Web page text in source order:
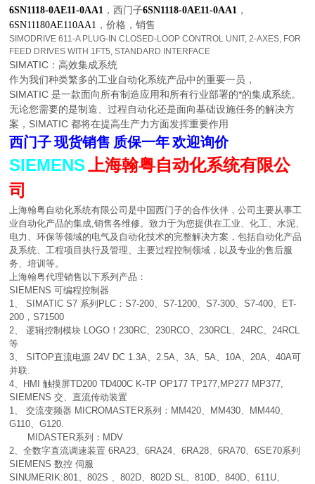
6SN1118-0AE11-0AA1 ，西门子6SN1118-0AE11-0AA1 ，
6SN11180AE110AA1 ，价格，销售
SIMODRIVE 611-A PLUG-IN CLOSED-LOOP CONTROL UNIT, 2-AXES, FOR
FEED DRIVES WITH 1FT5, STANDARD INTERFACE
SIMATIC：高效集成系统
作为我们种类繁多的工业自动化系统产品中的重要一员，
SIMATIC 是一款面向所有制造应用和所有行业部署的*的集成系统。
无论您需要的是制造、过程自动化还是面向基础设施任务的解决方
案，SIMATIC 都将在提高生产力方面发挥重要作用
西门子 现货销售 质保一年 欢迎询价
SIEMENS 上海翰粤自动化系统有限公
司
上海翰粤自动化系统有限公司是中国西门子的合作伙伴，公司主要从事工
业自动化产品的集成,销售各维修。致力于为您提供在工业、化工、水泥、
电力、环保等领域的电气及自动化技术的完整解决方案，包括自动化产品
及系统、工程项目执行及管理、主要过程控制领域，以及专业的售后服
务、培训等。
上海翰粤代理销售以下系列产品：
SIEMENS 可编程控制器
1、 SIMATIC S7 系列PLC：S7-200、S7-1200、S7-300、S7-400、ET-
200，S71500
2、 逻辑控制模块 LOGO！230RC、230RCO、230RCL、24RC、24RCL
等
3、 SITOP直流电源 24V DC 1.3A、2.5A、3A、5A、10A、20A、40A可
并联.
4、HMI 触摸屏TD200 TD400C K-TP OP177 TP177,MP277 MP377,
SIEMENS 交、直流传动装置
1、 交流变频器 MICROMASTER系列：MM420、MM430、MM440、
G110、G120.
MIDASTER系列：MDV
2、全数字直流调速装置 6RA23、6RA24、6RA28、6RA70、6SE70系列
SIEMENS 数控 伺服
SINUMERIK:801、802S 、802D、802D SL、810D、840D、611U、